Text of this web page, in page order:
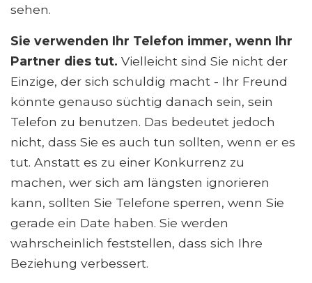
sehen.
Sie verwenden Ihr Telefon immer, wenn Ihr
Partner dies tut. Vielleicht sind Sie nicht der
Einzige, der sich schuldig macht - Ihr Freund
könnte genauso süchtig danach sein, sein
Telefon zu benutzen. Das bedeutet jedoch
nicht, dass Sie es auch tun sollten, wenn er es
tut. Anstatt es zu einer Konkurrenz zu
machen, wer sich am längsten ignorieren
kann, sollten Sie Telefone sperren, wenn Sie
gerade ein Date haben. Sie werden
wahrscheinlich feststellen, dass sich Ihre
Beziehung verbessert.